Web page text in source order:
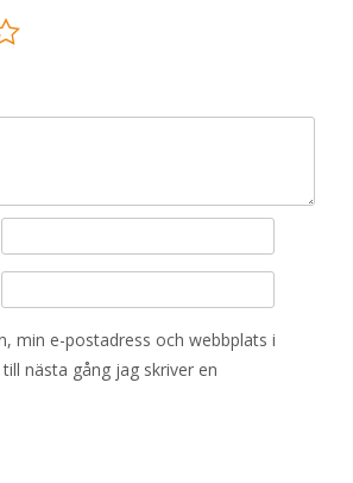
min e-postadress och webbplats i
nästa gång jag skriver en